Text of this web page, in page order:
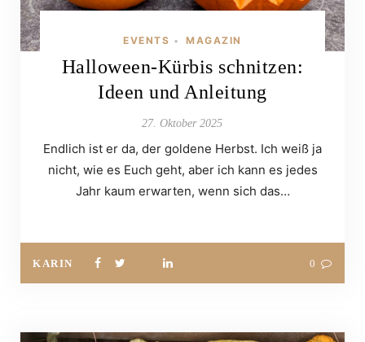
EVENTS • MAGAZIN
Halloween-Kürbis schnitzen:
Ideen und Anleitung
27. Oktober 2025
Endlich ist er da, der goldene Herbst. Ich weiß ja
nicht, wie es Euch geht, aber ich kann es jedes
Jahr kaum erwarten, wenn sich das…
KARIN 0